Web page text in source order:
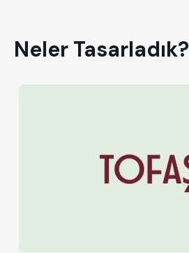
Neler Tasarladık?